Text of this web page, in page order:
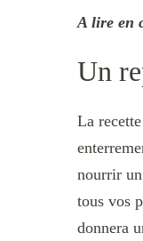
A lire en
Un
La
nourrir
tous vos
donnera